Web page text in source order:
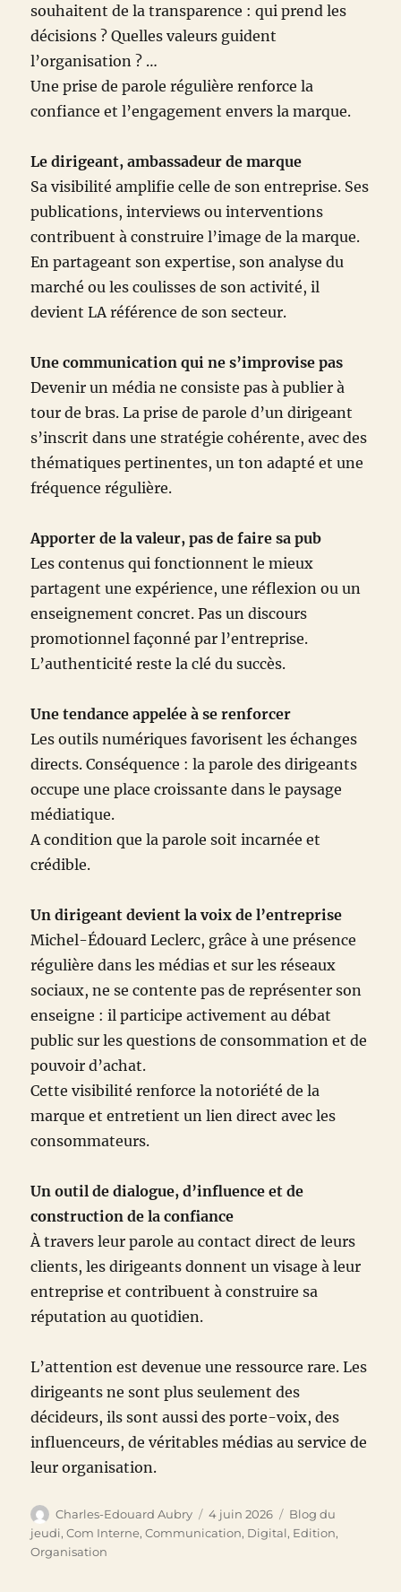
souhaitent de la transparence : qui prend les
décisions ? Quelles valeurs guident
l’organisation ? …
Une prise de parole régulière renforce la
confiance et l’engagement envers la marque.
Le dirigeant, ambassadeur de marque
Sa visibilité amplifie celle de son entreprise. Ses
publications, interviews ou interventions
contribuent à construire l’image de la marque.
En partageant son expertise, son analyse du
marché ou les coulisses de son activité, il
devient LA référence de son secteur.
Une communication qui ne s’improvise pas
Devenir un média ne consiste pas à publier à
tour de bras. La prise de parole d’un dirigeant
s’inscrit dans une stratégie cohérente, avec des
thématiques pertinentes, un ton adapté et une
fréquence régulière.
Apporter de la valeur, pas de faire sa pub
Les contenus qui fonctionnent le mieux
partagent une expérience, une réflexion ou un
enseignement concret. Pas un discours
promotionnel façonné par l’entreprise.
L’authenticité reste la clé du succès.
Une tendance appelée à se renforcer
Les outils numériques favorisent les échanges
directs. Conséquence : la parole des dirigeants
occupe une place croissante dans le paysage
médiatique.
A condition que la parole soit incarnée et
crédible.
Un dirigeant devient la voix de l’entreprise
Michel-Édouard Leclerc, grâce à une présence
régulière dans les médias et sur les réseaux
sociaux, ne se contente pas de représenter son
enseigne : il participe activement au débat
public sur les questions de consommation et de
pouvoir d’achat.
Cette visibilité renforce la notoriété de la
marque et entretient un lien direct avec les
consommateurs.
Un outil de dialogue, d’influence et de
construction de la confiance
À travers leur parole au contact direct de leurs
clients, les dirigeants donnent un visage à leur
entreprise et contribuent à construire sa
réputation au quotidien.
L’attention est devenue une ressource rare. Les
dirigeants ne sont plus seulement des
décideurs, ils sont aussi des porte-voix, des
influenceurs, de véritables médias au service de
leur organisation.
Auteur
Charles-Edouard Aubry
Publié
le
4 juin 2026 Catégories
Blog du
jeudi,Com Interne,Communication, Digital, Edition,
Organisation